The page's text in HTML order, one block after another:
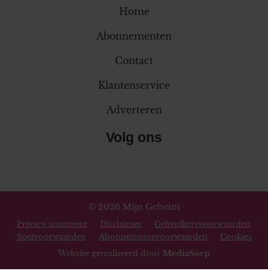
Home
Abonnementen
Contact
Klantenservice
Adverteren
Volg ons
© 2026 Mijn Geheim
Privacy statement Disclaimer
Gebruikersvoorwaarden
Spelvoorwaarden
Abonnementsvoorwaarden
Cookies
Website gerealiseerd door MediaSoep